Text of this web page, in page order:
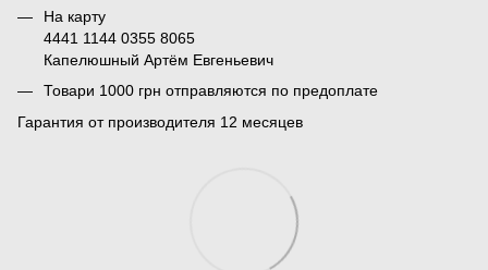
На карту
4441 1144 0355 8065
Капелюшный Артём Евгеньевич
Товари 1000 грн отправляются по предоплате
Гарантия от производителя 12 месяцев